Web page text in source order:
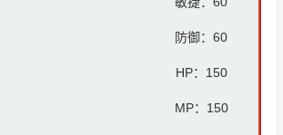
防御：60
HP： 150
MP： 150